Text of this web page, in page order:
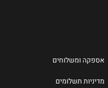
אספקה ומשלוחים
מדיניות תשלומים